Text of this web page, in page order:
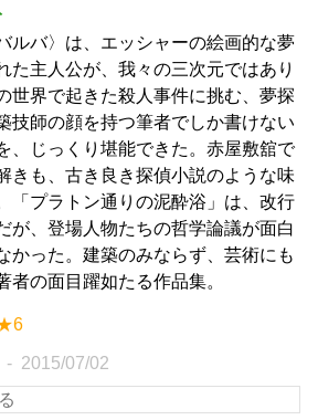
ルバ〉は、エッシャーの絵画的な夢
た主人公が、我々の三次元ではあり
世界で起きた殺人事件に挑む、夢探
技師の顔を持つ筆者でしか書けない
、じっくり堪能できた。赤屋敷舘で
きも、古き良き探偵小説のような味
「プラトン通りの泥酔浴」は、改行
が、登場人物たちの哲学論議が面白
かった。建築のみならず、芸術にも
者の面目躍如たる作品集。
2015/07/02